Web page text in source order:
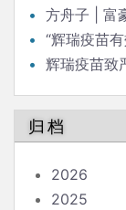
方舟子 | 富
“辉瑞疫苗
辉瑞疫苗致
归档
2026
2025